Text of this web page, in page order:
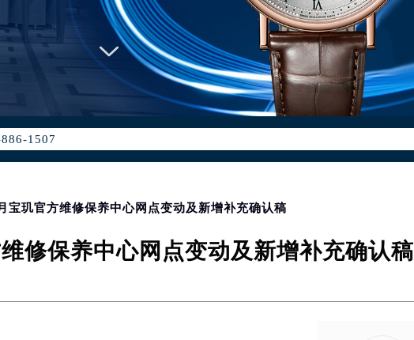
1507
中国大陆、香港、澳门、台湾全部区域（非大陆需加拨“+86”）
602室（需提前预约）
室（需提前预约）
宝玑官方维修保养中心网点变动及新增补充确认稿
修保养中心网点变动及新增补充确认稿